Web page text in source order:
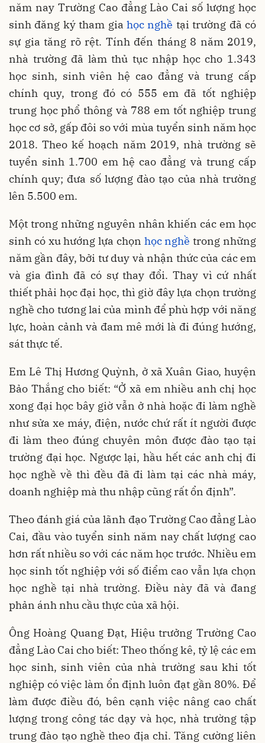
năm nay Trường Cao đẳng Lào Cai số lượng học
sinh đăng ký tham gia học nghề tại trường đã có
sự gia tăng rõ rệt. Tính đến tháng 8 năm 2019,
nhà trường đã làm thủ tục nhập học cho 1.343
học sinh, sinh viên hệ cao đẳng và trung cấp
chính quy, trong đó có 555 em đã tốt nghiệp
trung học phổ thông và 788 em tốt nghiệp trung
học cơ sở, gấp đôi so với mùa tuyển sinh năm học
2018. Theo kế hoạch năm 2019, nhà trường sẽ
tuyển sinh 1.700 em hệ cao đẳng và trung cấp
chính quy; đưa số lượng đào tạo của nhà trường
lên 5.500 em.
Một trong những nguyên nhân khiến các em học
sinh có xu hướng lựa chọn học nghềtrong những
năm gần đây, bởi tư duy và nhận thức của các em
và gia đình đã có sự thay đổi. Thay vì cứ nhất
thiết phải học đại học, thì giờ đây lựa chọn trường
nghề cho tương lai của mình để phù hợp với năng
lực, hoàn cảnh và đam mê mới là đi đúng hướng,
sát thực tế.
Em Lê Thị Hương Quỳnh, ở xã Xuân Giao, huyện
Bảo Thắng cho biết: “Ở xã em nhiều anh chị học
xong đại học bây giờ vẫn ở nhà hoặc đi làm nghề
như sửa xe máy, điện, nước chứ rất ít người được
đi làm theo đúng chuyên môn được đào tạo tại
trường đại học. Ngược lại, hầu hết các anh chị đi
học nghề về thì đều đã đi làm tại các nhà máy,
doanh nghiệp mà thu nhập cũng rất ổn định”.
Theo đánh giá của lãnh đạo Trường Cao đẳng Lào
Cai, đầu vào tuyển sinh năm nay chất lượng cao
hơn rất nhiều so với các năm học trước. Nhiều em
học sinh tốt nghiệp với số điểm cao vẫn lựa chọn
học nghề tại nhà trường. Điều này đã và đang
phản ánh nhu cầu thực của xã hội.
Ông Hoàng Quang Đạt, Hiệu trưởng Trường Cao
đẳng Lào Cai cho biết: Theo thống kê, tỷ lệ các em
học sinh, sinh viên của nhà trường sau khi tốt
nghiệp có việc làm ổn định luôn đạt gần 80%. Để
làm được điều đó, bên cạnh việc nâng cao chất
lượng trong công tác dạy và học, nhà trường tập
trung đào tạo nghề theo địa chỉ. Tăng cường liên